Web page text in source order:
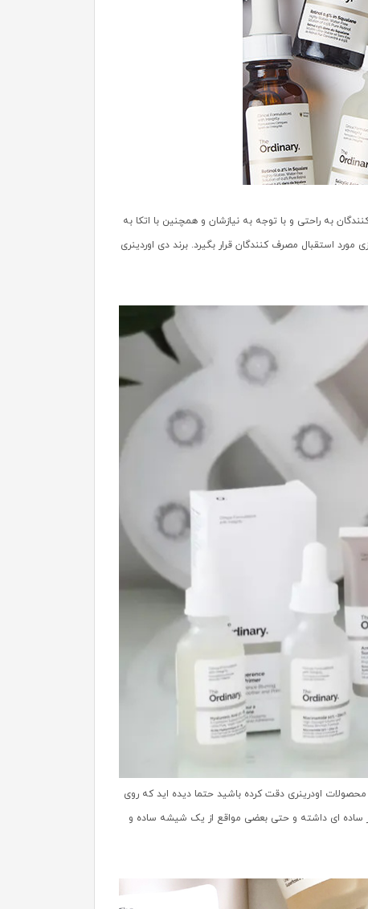
به راحتی و با توجه به نیازشان و همچنین با اتکا به
استقبال مصرف کنندگان قرار بگیرد. برند دی اوردینری
اودرینری دقت کرده باشید حتما دیده اید که روی
ساده ای داشته و حتی بعضی مواقع از یک شیشه ساده و